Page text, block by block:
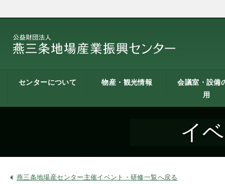
センターについて 物産・観光情報
会議室・設備
用
にあたって
イ
燕三条地場産センター主催イベント・研修一覧へ戻る